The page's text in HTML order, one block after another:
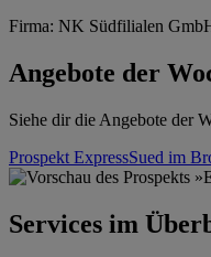
Firma: NK Südfilialen
Angebote der
Siehe dir die Angebote der
Prospekt ExpressSued im
Services im